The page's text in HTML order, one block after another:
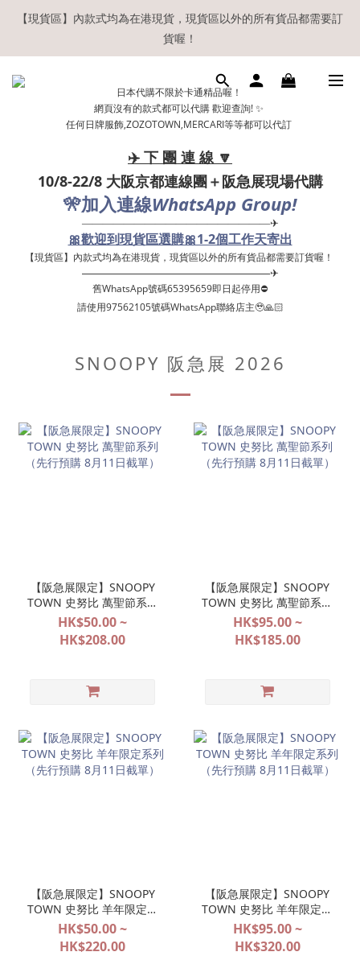
【現貨區】內款式均為在港現貨，現貨區以外的所有貨品都需要訂
貨喔！
【現貨區】內款式均為在港現貨，現貨區以外的所有貨品都需要訂
貨喔！
如欲享用會員優惠，註冊後請務必確認在『已登入狀態下』購物。
如非登入後購物，將不會獲發會員點數，亦不設補發，敬請諒解。
溫馨提示：所有順豐快遞／本地及國際郵遞寄出後，本店只會以電
郵通知出貨，下單後敬請留意電郵信箱。
【現貨區】內款式均為在港現貨，現貨區以外的所有貨品都需要訂
貨喔！
日本代購不限於卡通精品喔！
網頁沒有的款式都可以代購 歡迎查詢! ✨
任何日牌服飾,ZOZOTOWN,MERCARI等等都可以代訂
✈️ 下 團 連 線 🔽
10/8-22/8 大阪京都連線團＋阪急展現場代購
🎌加入連線WhatsApp Group!
——————————————————✈
🎀歡迎到現貨區選購🎀1-2個工作天寄出
【現貨區】內款式均為在港現貨，現貨區以外的所有貨品都需要訂貨喔！ ​
——————————————————✈
舊WhatsApp號碼65395659即日起停用⛔️
請使用97562105號碼WhatsApp聯絡店主🥹🙏🏻
SNOOPY 阪急展 2026
【阪急展限定】SNOOPY
TOWN 史努比 萬聖節系列
（先行預購 8月11日截
單）
HK$50.00 ~
HK$208.00
【阪急展限定】SNOOPY
TOWN 史努比 萬聖節系列
（先行預購 8月11日截
單）
HK$95.00 ~
HK$185.00
【阪急展限定】SNOOPY
TOWN 史努比 羊年限定系
列（先行預購 8月11日截
單）
HK$50.00 ~
HK$220.00
【阪急展限定】SNOOPY
TOWN 史努比 羊年限定系
列（先行預購 8月11日截
單）
HK$95.00 ~
HK$320.00